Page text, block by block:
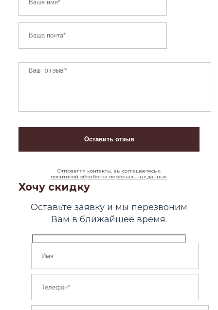
Отправляя контакты, вы соглашаетесь с
политикой обработки персональных данных.
Хочу скидку
Оставьте заявку и мы перезвоним
Вам в ближайшее время.